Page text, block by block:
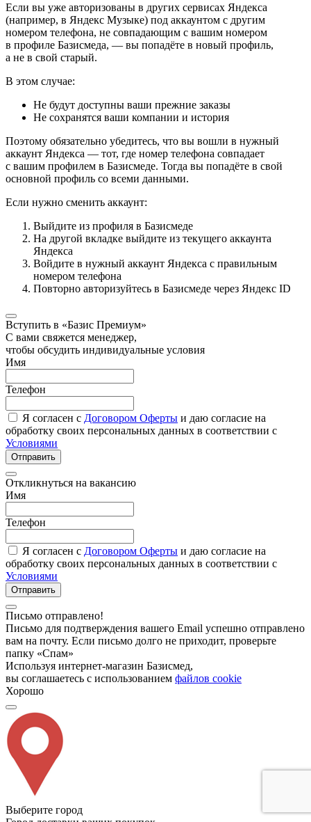
Если вы уже авторизованы в других сервисах Яндекса
(например, в Яндекс Музыке) под аккаунтом с другим
номером телефона, не совпадающим с вашим номером
в профиле Базисмеда, — вы попадёте в новый профиль,
а не в свой старый.
В этом случае:
Не будут доступны ваши прежние заказы
Не сохранятся ваши компании и история
Поэтому обязательно убедитесь, что вы вошли в нужный
аккаунт Яндекса — тот, где номер телефона совпадает
с вашим профилем в Базисмеде. Тогда вы попадёте в свой
основной профиль со всеми данными.
Если нужно сменить аккаунт:
Выйдите из профиля в Базисмеде
На другой вкладке выйдите из текущего аккаунта
Яндекса
Войдите в нужный аккаунт Яндекса с правильным
номером телефона
Повторно авторизуйтесь в Базисмеде через Яндекс ID
Вступить в «Базис Премиум»
С вами свяжется менеджер,
чтобы обсудить индивидуальные условия
Имя
Телефон
Я согласен с Договором Оферты и даю согласие на
обработку своих персональных данных в соответствии с
Условиями
Отправить
Откликнуться на вакансию
Имя
Телефон
Я согласен с Договором Оферты и даю согласие на
обработку своих персональных данных в соответствии с
Условиями
Отправить
Письмо отправлено!
Письмо для подтверждения вашего Email успешно отправлено
вам на почту. Если письмо долго не приходит, проверьте
папку «Спам»
Используя интернет-магазин Базисмед,
вы соглашаетесь с использованием файлов cookie
Хорошо
Выберите город